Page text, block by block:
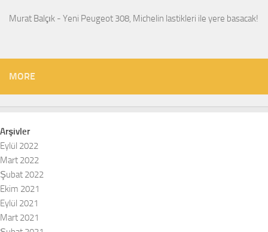
Murat Balçık - Yeni Peugeot 308, Michelin lastikleri ile yere basacak!
MORE
Arşivler
Eylül 2022
Mart 2022
Şubat 2022
Ekim 2021
Eylül 2021
Mart 2021